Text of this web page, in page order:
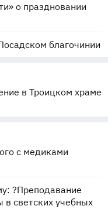
о праздновании
благочинии
в Троицком храме
с медиками
?Преподавание
в светских учебных